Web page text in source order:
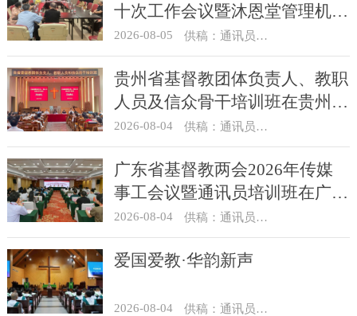
十次工作会议暨沐恩堂管理机构
七月份联席会议
2026-08-05 供稿：通讯员 景健美
贵州省基督教团体负责人、教职
人员及信众骨干培训班在贵州圣
经学校举办
2026-08-04 供稿：通讯员 杨菁
广东省基督教两会2026年传媒
事工会议暨通讯员培训班在广州
举办
2026-08-04 供稿：通讯员 汪浩
爱国爱教·华韵新声
2026-08-04 供稿：通讯员 景健美